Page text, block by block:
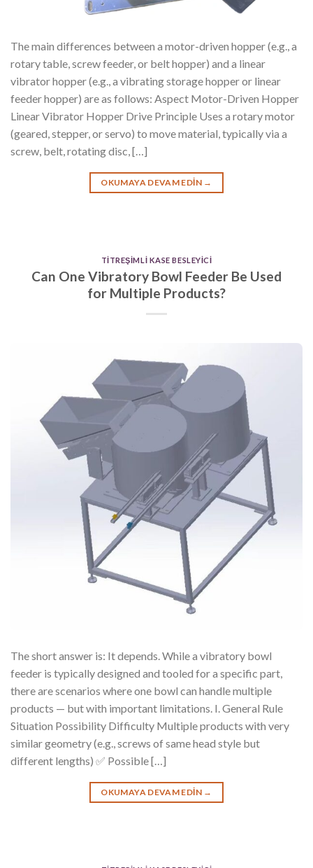
The main differences between a motor-driven hopper (e.g., a
rotary table, screw feeder, or belt hopper) and a linear
vibrator hopper (e.g., a vibrating storage hopper or linear
feeder hopper) are as follows: Aspect Motor-Driven Hopper
Linear Vibrator Hopper Drive Principle Uses a rotary motor
(geared, stepper, or servo) to move material, typically via a
screw, belt, rotating disc, […]
OKUMAYA DEVAM EDIN →
TITREŞIMLI KASE BESLEYICI
Can One Vibratory Bowl Feeder Be Used
for Multiple Products?
The short answer is: It depends. While a vibratory bowl
feeder is typically designed and tooled for a specific part,
there are scenarios where one bowl can handle multiple
products — but with important limitations. I. General Rule
Situation Possibility Difficulty Multiple products with very
similar geometry (e.g., screws of same head style but
different lengths) ✅ Possible […]
OKUMAYA DEVAM EDIN →